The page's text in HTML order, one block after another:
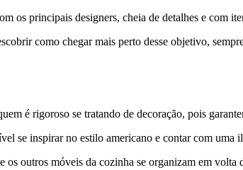
os principais designers, cheia de detalhes e com
como chegar mais perto desse objetivo,
é rigoroso se tratando de decoração, pois
se inspirar no estilo americano e contar com
outros móveis da cozinha se organizam em volta